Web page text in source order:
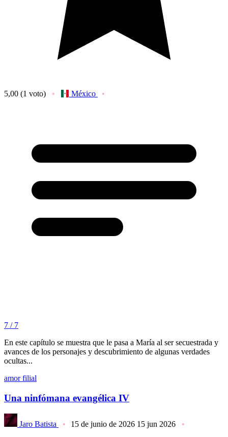
5,00 (1 voto) México
7 / 7
En este capítulo se muestra que le pasa a María al ser secuestrada y
avances de los personajes y descubrimiento de algunas verdades
ocultas...
amor filial
Una ninfómana evangélica IV
Jaro Batista 15 de junio de 2026 15 jun 2026